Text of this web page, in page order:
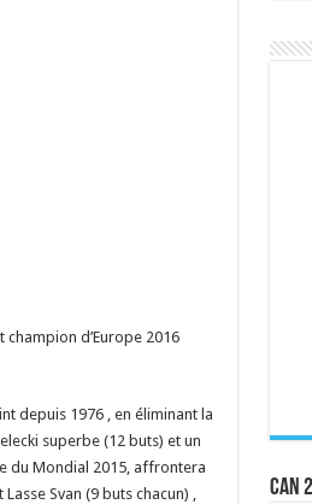
d’Europe 2016
depuis 1976 , en éliminant la
superbe (12 buts) et un
du Mondial 2015, affrontera
Svan (9 buts chacun) ,
CAN